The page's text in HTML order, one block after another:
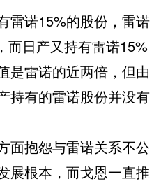
诺15%的股份，雷诺
而日产又持有雷诺15%
是雷诺的近两倍，但由
持有的雷诺股份并没有
抱怨与雷诺关系不公
展根本，而戈恩一直推